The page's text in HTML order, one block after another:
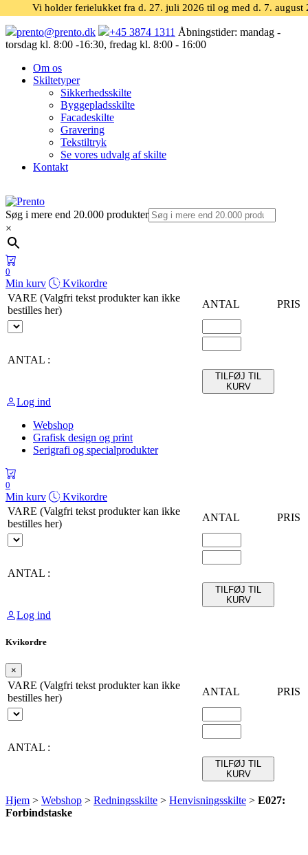
Vi holder ferielukket fra d. 27. juli 2026 til og med d. 7. august
prento@prento.dk +45 3874 1311 Åbningstider: mandag -
torsdag kl. 8:00 -16:30, fredag kl. 8:00 - 16:00
Om os
Skiltetyper
Sikkerhedsskilte
Byggepladsskilte
Facadeskilte
Gravering
Tekstiltryk
Se vores udvalg af skilte
Kontakt
Søg i mere end 20.000 produkter
×
0
Min kurv
Kvikordre
VARE (Valgfri tekst produkter kan ikke
bestilles her)
ANTAL PRIS
ANTAL :
TILFØJ TIL
KURV
Log ind
Webshop
Grafisk design og print
Serigrafi og specialprodukter
0
Min kurv
Kvikordre
VARE (Valgfri tekst produkter kan ikke
bestilles her)
ANTAL PRIS
ANTAL :
TILFØJ TIL
KURV
Log ind
Kvikordre
×
VARE (Valgfri tekst produkter kan ikke
bestilles her)
ANTAL PRIS
ANTAL :
TILFØJ TIL
KURV
Hjem > Webshop > Redningsskilte > Henvisningsskilte > E027:
Forbindstaske